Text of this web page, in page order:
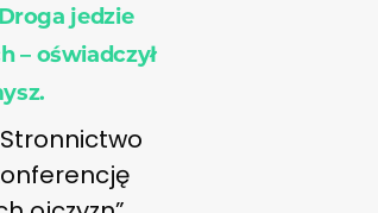
jedzie
– oświadczył